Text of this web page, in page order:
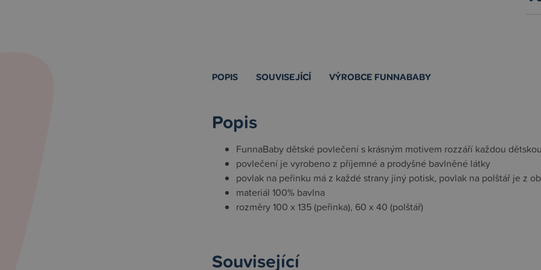
POPIS SOUVISEJÍCÍ VÝROBCE FUNNABABY
Popis
FunnaBaby dětské povlečení s krásným motivem rozzáří každou
povlečení je vyrobeno z příjemné a prodyšné bavlněné látky
povlak na peřinku má z každé strany jiný potisk, povlak na polštář je z
materiál 100% bavlna
rozměry 100 x 135 (peřinka), 60 x 40 (polštář)
Související